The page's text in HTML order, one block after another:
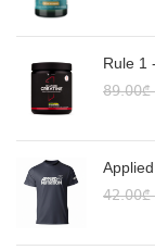
Rule 1
89.00₾
42.00₾